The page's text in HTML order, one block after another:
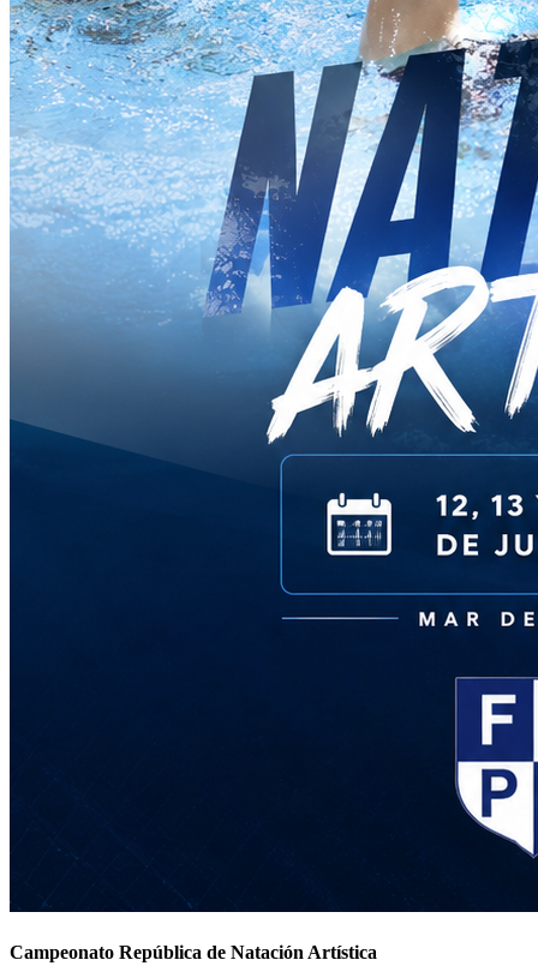
Campeonato República de Natación Artística